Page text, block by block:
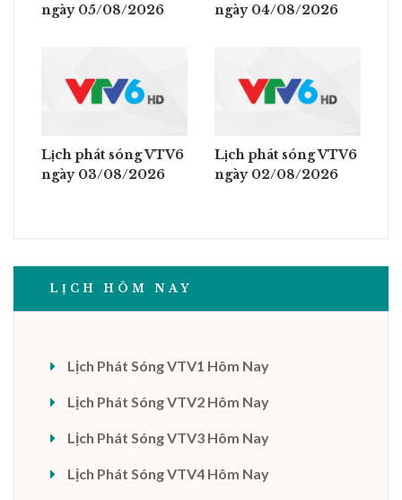
ngày 05/08/2026
ngày 04/08/2026
Lịch phát sóng VTV6
ngày 03/08/2026
Lịch phát sóng VTV6
ngày 02/08/2026
LỊCH HÔM NAY
Lịch Phát Sóng VTV1 Hôm Nay
Lịch Phát Sóng VTV2 Hôm Nay
Lịch Phát Sóng VTV3 Hôm Nay
Lịch Phát Sóng VTV4 Hôm Nay